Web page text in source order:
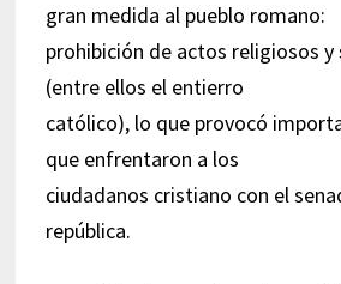
gran medida al pueblo romano:
prohibición de actos religiosos y
(entre ellos el entierro
católico), lo que provocó
que enfrentaron a los
ciudadanos cristiano con el
república.